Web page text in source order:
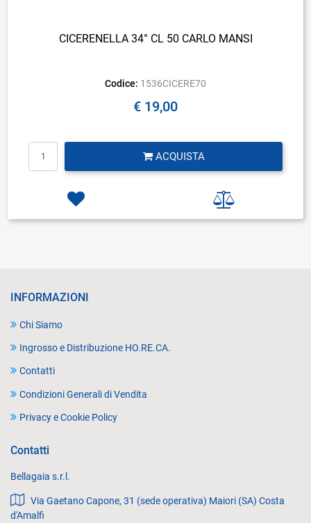
CICERENELLA 34° CL 50 CARLO MANSI
Codice: 1536CICERE70
€ 19,00
ACQUISTA
INFORMAZIONI
Chi Siamo
Ingrosso e Distribuzione HO.RE.CA.
Contatti
Condizioni Generali di Vendita
Privacy e Cookie Policy
Contatti
Bellagaia s.r.l.
Via Gaetano Capone, 31 (sede operativa) Maiori (SA) Costa
d'Amalfi